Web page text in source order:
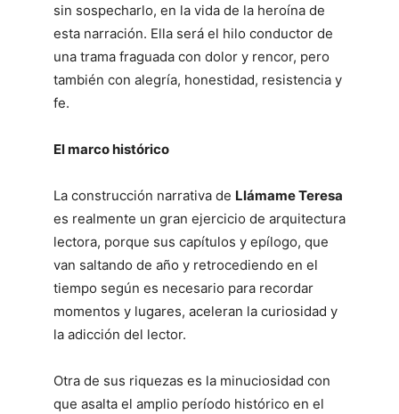
sin sospecharlo, en la vida de la heroína de
esta narración. Ella será el hilo conductor de
una trama fraguada con dolor y rencor, pero
también con alegría, honestidad, resistencia y
fe.
El marco histórico
La construcción narrativa de Llámame Teresa
es realmente un gran ejercicio de arquitectura
lectora, porque sus capítulos y epílogo, que
van saltando de año y retrocediendo en el
tiempo según es necesario para recordar
momentos y lugares, aceleran la curiosidad y
la adicción del lector.
Otra de sus riquezas es la minuciosidad con
que asalta el amplio período histórico en el